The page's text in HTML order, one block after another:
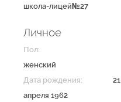
школа-лицей№27
Личное
Пол:
женский
Дата рождения:
21
апреля 1962